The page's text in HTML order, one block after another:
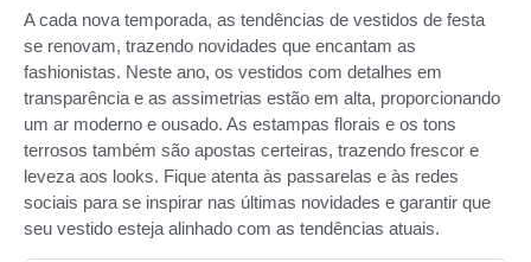
A cada nova temporada, as tendências de vestidos de festa
se renovam, trazendo novidades que encantam as
fashionistas. Neste ano, os vestidos com detalhes em
transparência e as assimetrias estão em alta, proporcionando
um ar moderno e ousado. As estampas florais e os tons
terrosos também são apostas certeiras, trazendo frescor e
leveza aos looks. Fique atenta às passarelas e às redes
sociais para se inspirar nas últimas novidades e garantir que
seu vestido esteja alinhado com as tendências atuais.